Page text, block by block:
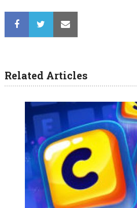
Related Articles